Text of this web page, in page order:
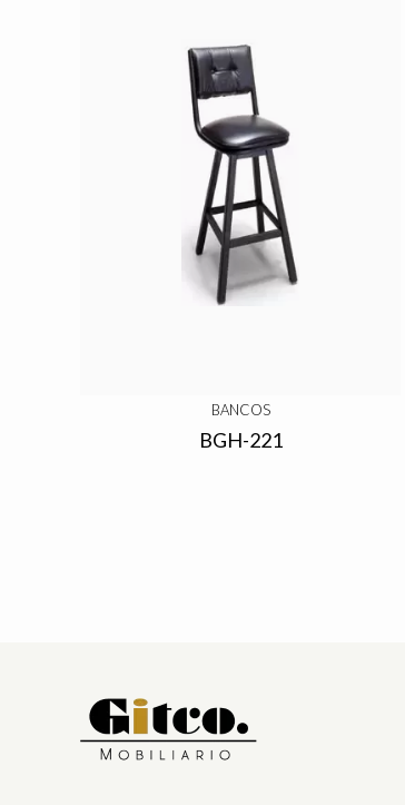
BANCOS
BGH-221